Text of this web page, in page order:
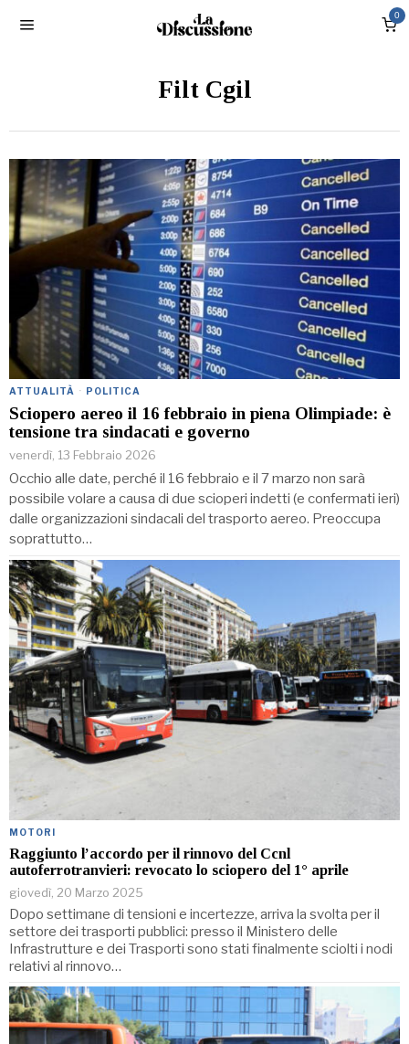
0
Filt Cgil
ATTUALITÀ · POLITICA
Sciopero aereo il 16 febbraio in piena Olimpiade: è
tensione tra sindacati e governo
venerdì, 13 Febbraio 2026
Occhio alle date, perché il 16 febbraio e il 7 marzo non sarà
possibile volare a causa di due scioperi indetti (e confermati ieri)
dalle organizzazioni sindacali del trasporto aereo. Preoccupa
soprattutto…
MOTORI
Raggiunto l’accordo per il rinnovo del Ccnl
autoferrotranvieri: revocato lo sciopero del 1° aprile
giovedì, 20 Marzo 2025
Dopo settimane di tensioni e incertezze, arriva la svolta per il
settore dei trasporti pubblici: presso il Ministero delle
Infrastrutture e dei Trasporti sono stati finalmente sciolti i nodi
relativi al rinnovo…